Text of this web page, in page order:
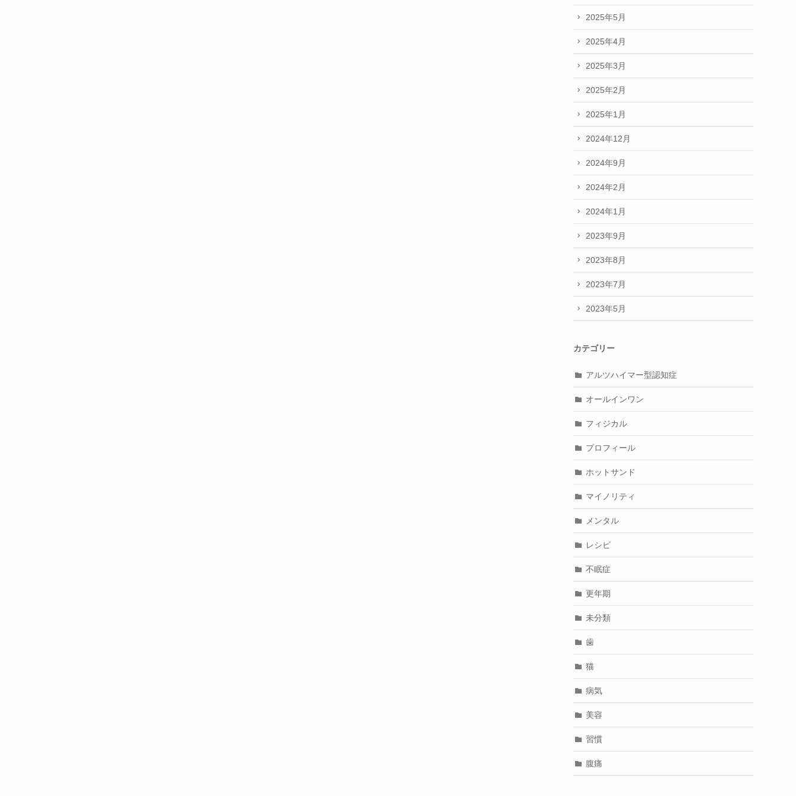
2025年5月
2025年4月
2025年3月
2025年2月
2025年1月
2024年12月
2024年9月
2024年2月
2024年1月
2023年9月
2023年8月
2023年7月
2023年5月
カテゴリー
アルツハイマー型認知症
オールインワン
フィジカル
プロフィール
ホットサンド
マイノリティ
メンタル
レシピ
不眠症
更年期
未分類
歯
猫
病気
美容
習慣
腹痛